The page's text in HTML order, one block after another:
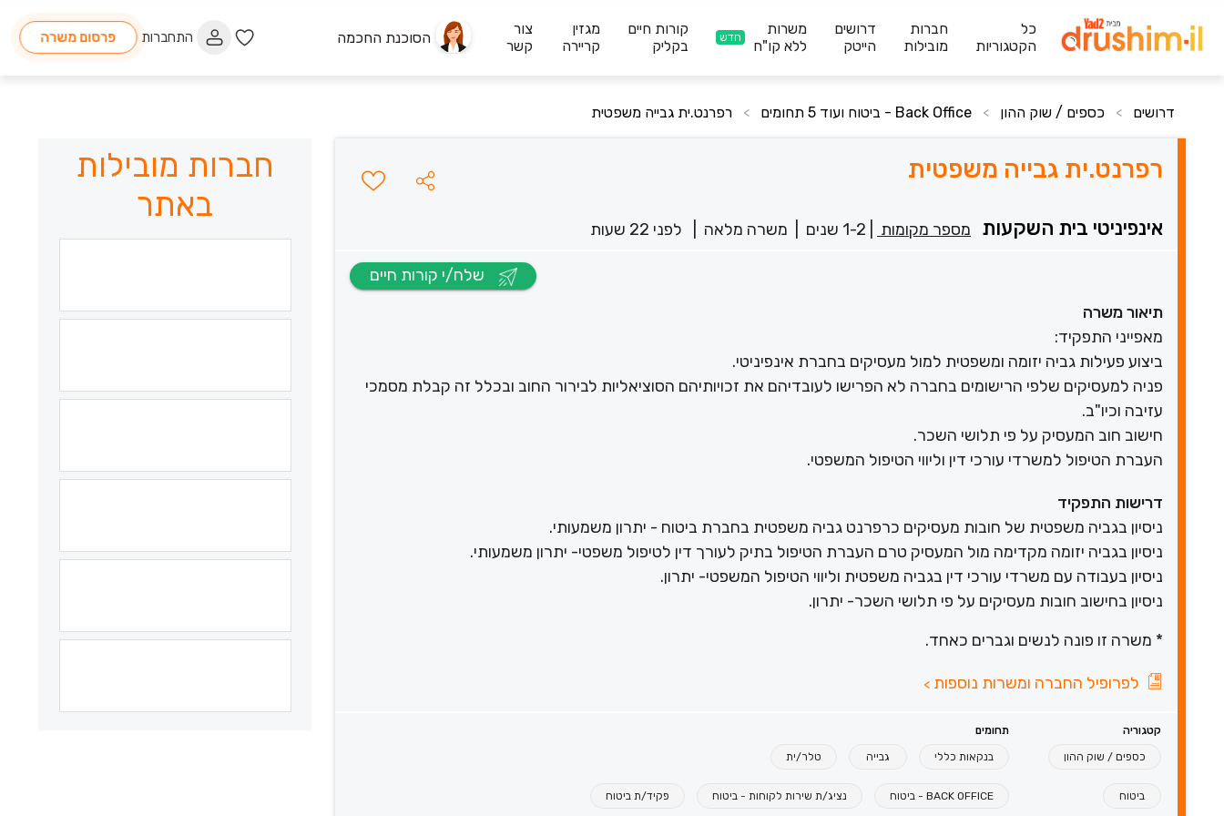
כל
הקטגוריות
חברות
מובילות
דרושים
הייטק
משרות
ללא קו"ח
חדש
קורות חיים
בקליק
מגזין
קריירה
צור
קשר
הסוכנת החכמה התחברות פרסום משרה
דרושים > כספים / שוק ההון > Back Office - ביטוח ועוד 5 תחומים > רפרנט.ית גבייה משפטית
רפרנט.ית גבייה משפטית
אינפיניטי בית השקעות מספר מקומות 1-2 שנים משרה מלאה לפני 22 שעות
תיאור משרה
מאפייני התפקיד:
ביצוע פעילות גביה יזומה ומשפטית למול מעסיקים בחברת אינפיניטי.
פניה למעסיקים שלפי הרישומים בחברה לא הפרישו לעובדיהם את זכויותיהם הסוציאליות לבירור החוב ובכלל זה קבלת מסמכי
עזיבה וכיו"ב.
חישוב חוב המעסיק על פי תלושי השכר.
העברת הטיפול למשרדי עורכי דין וליווי הטיפול המשפטי.
דרישות התפקיד
ניסיון בגביה משפטית של חובות מעסיקים כרפרנט גביה משפטית בחברת ביטוח - יתרון משמעותי.
ניסיון בגביה יזומה מקדימה מול המעסיק טרם העברת הטיפול בתיק לעורך דין לטיפול משפטי- יתרון משמעותי.
ניסיון בעבודה עם משרדי עורכי דין בגביה משפטית וליווי הטיפול המשפטי- יתרון.
ניסיון בחישוב חובות מעסיקים על פי תלושי השכר- יתרון.
* משרה זו פונה לנשים וגברים כאחד.
לפרופיל החברה ומשרות נוספות >
קטגוריה תחומים
כספים / שוק ההון בנקאות כללי גבייה טלר/ית
ביטוח BACK OFFICE - ביטוח נציג/ת שירות לקוחות - ביטוח פקיד/ת ביטוח
חברות מובילות
באתר